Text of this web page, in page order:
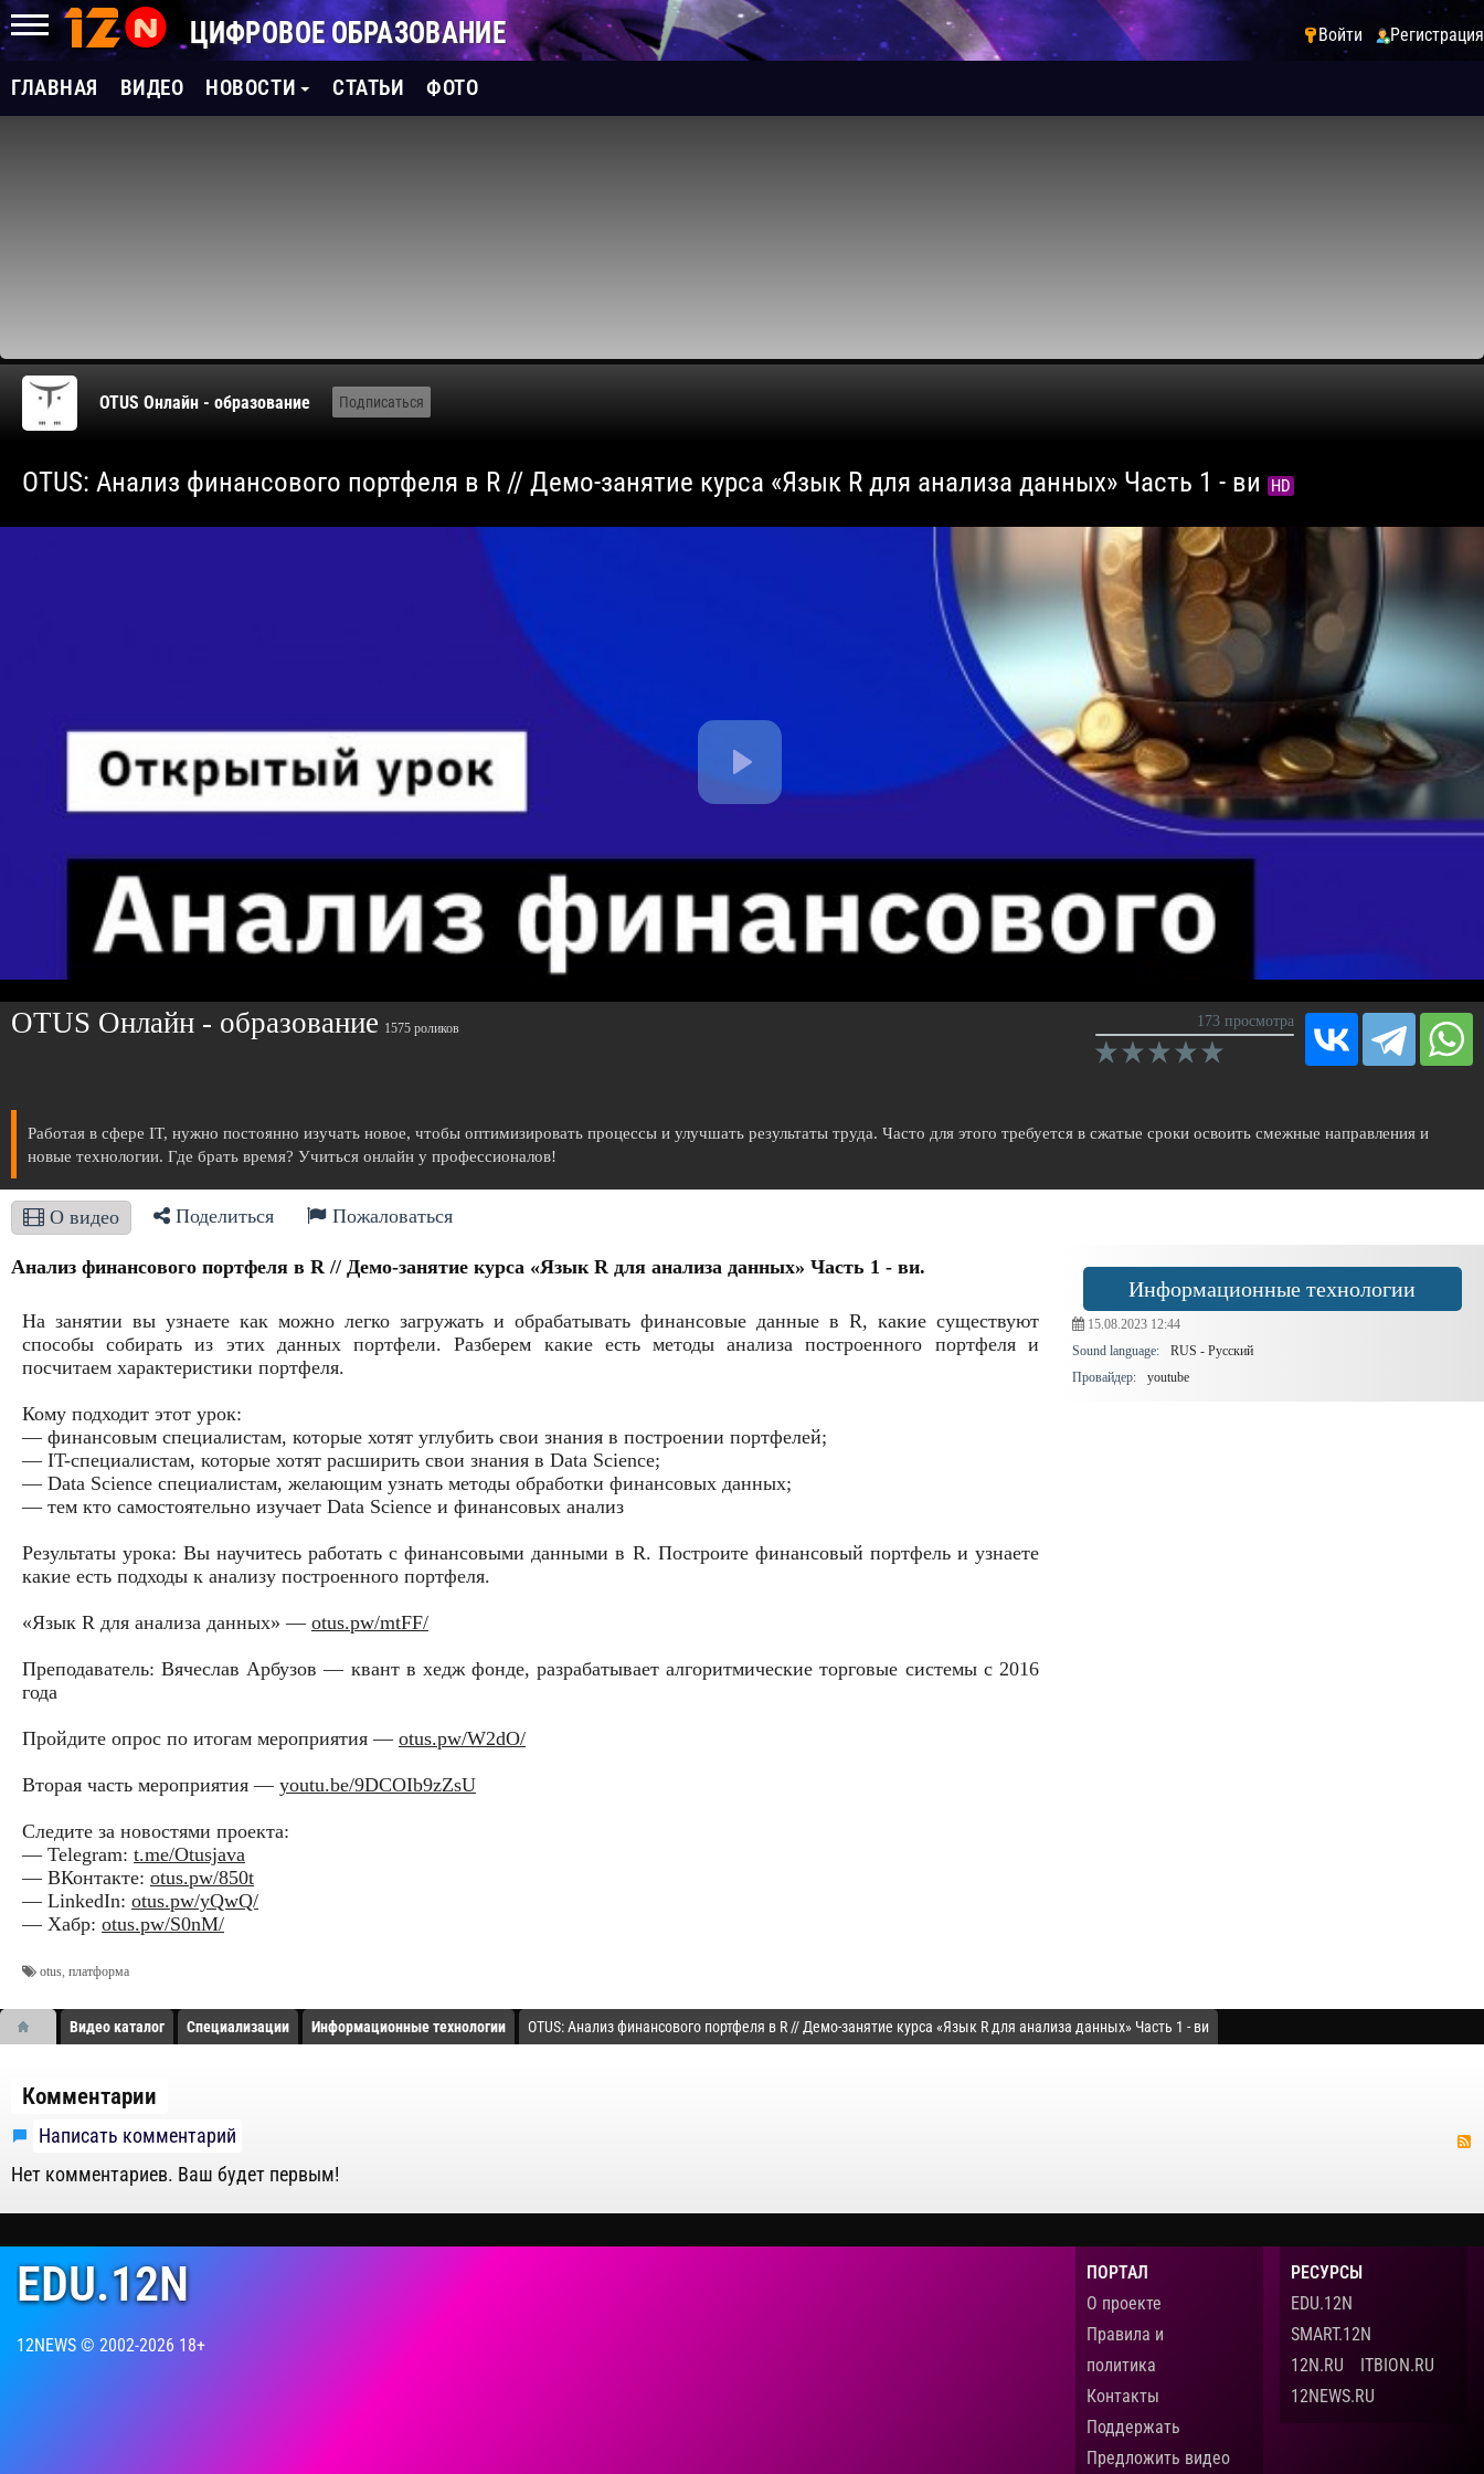
ЦИФРОВОЕ ОБРАЗОВАНИЕ Войти Регистрация
ГЛАВНАЯ ВИДЕО НОВОСТИ СТАТЬИ ФОТО
OTUS Онлайн - образование Подписаться
OTUS: Анализ финансового портфеля в R // Демо-занятие курса «Язык R для анализа данных» Часть 1 - ви HD
OTUS Онлайн - образование 1575 роликов 173 просмотра
Работая в сфере IT, нужно постоянно изучать новое, чтобы оптимизировать процессы и улучшать результаты труда. Часто для этого требуется в сжатые сроки освоить смежные направления и
новые технологии. Где брать время? Учиться онлайн у профессионалов!
О видео Поделиться Пожаловаться
Анализ финансового портфеля в R // Демо-занятие курса «Язык R для анализа данных» Часть 1 - ви.
На занятии вы узнаете как можно легко загружать и обрабатывать финансовые данные в R, какие существуют
способы собирать из этих данных портфели. Разберем какие есть методы анализа построенного портфеля и
посчитаем характеристики портфеля.
Кому подходит этот урок:
— финансовым специалистам, которые хотят углубить свои знания в построении портфелей;
— IT-специалистам, которые хотят расширить свои знания в Data Science;
— Data Science специалистам, желающим узнать методы обработки финансовых данных;
— тем кто самостоятельно изучает Data Science и финансовых анализ
Результаты урока: Вы научитесь работать с финансовыми данными в R. Построите финансовый портфель и узнаете
какие есть подходы к анализу построенного портфеля.
«Язык R для анализа данных» — otus.pw/mtFF/
Преподаватель: Вячеслав Арбузов — квант в хедж фонде, разрабатывает алгоритмические торговые системы с 2016
года
Пройдите опрос по итогам мероприятия — otus.pw/W2dO/
Вторая часть мероприятия — youtu.be/9DCOIb9zZsU
Следите за новостями проекта:
— Telegram: t.me/Otusjava
— ВКонтакте: otus.pw/850t
— LinkedIn: otus.pw/yQwQ/
— Хабр: otus.pw/S0nM/
otus платформа
Информационные технологии
15.08.2023 12:44
Sound language:
RUS - Русский
Провайдер:
youtube
Видео каталог Специализации Информационные технологии OTUS: Анализ финансового портфеля в R // Демо-занятие курса «Язык R для анализа данных» Часть 1 - ви
Комментарии
Написать комментарий
Нет комментариев. Ваш будет первым!
EDU.12N
12NEWS © 2002-2026 18+
ПОРТАЛ
О проекте
Правила и
политика
Контакты
Поддержать
Предложить видео
РЕСУРСЫ
EDU.12N
SMART.12N
12N.RU
ITBION.RU
12NEWS.RU